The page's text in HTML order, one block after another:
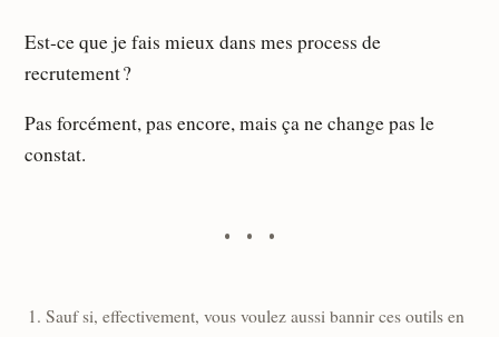
Est-ce que je fais mieux dans mes process de
recrutement ?
Pas forcément, pas encore, mais ça ne change pas le
constat.
Sauf si, effectivement, vous voulez aussi bannir ces outils en